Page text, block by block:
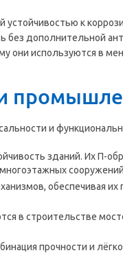
к
без дополнительной
они используются в
и
зданий. Их П-
обеспечивая их
в строительстве
прочности и